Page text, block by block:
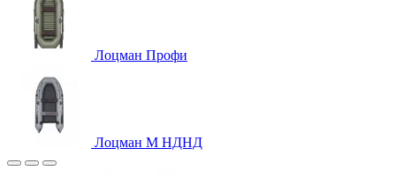
Лоцман Профи
Лоцман М НДНД